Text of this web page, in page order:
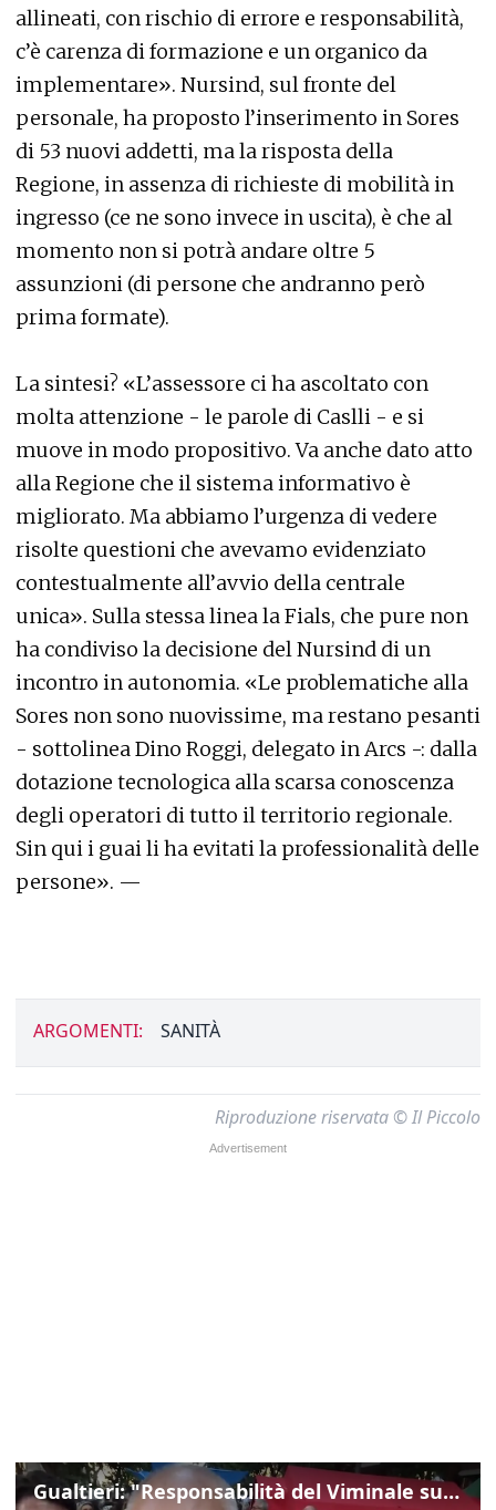
allineati, con rischio di errore e responsabilità,
c’è carenza di formazione e un organico da
implementare». Nursind, sul fronte del
personale, ha proposto l’inserimento in Sores
di 53 nuovi addetti, ma la risposta della
Regione, in assenza di richieste di mobilità in
ingresso (ce ne sono invece in uscita), è che al
momento non si potrà andare oltre 5
assunzioni (di persone che andranno però
prima formate).
La sintesi? «L’assessore ci ha ascoltato con
molta attenzione - le parole di Caslli - e si
muove in modo propositivo. Va anche dato atto
alla Regione che il sistema informativo è
migliorato. Ma abbiamo l’urgenza di vedere
risolte questioni che avevamo evidenziato
contestualmente all’avvio della centrale
unica». Sulla stessa linea la Fials, che pure non
ha condiviso la decisione del Nursind di un
incontro in autonomia. «Le problematiche alla
Sores non sono nuovissime, ma restano pesanti
- sottolinea Dino Roggi, delegato in Arcs -: dalla
dotazione tecnologica alla scarsa conoscenza
degli operatori di tutto il territorio regionale.
Sin qui i guai li ha evitati la professionalità delle
persone». —
ARGOMENTI: SANITÀ
Riproduzione riservata © Il Piccolo
Gualtieri: "Responsabilità del Viminale su Spin Time? La posizione dei partiti è nota"